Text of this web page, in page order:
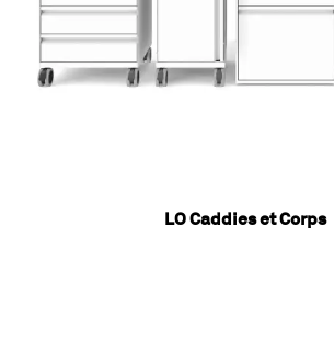
LO Caddies et Corps